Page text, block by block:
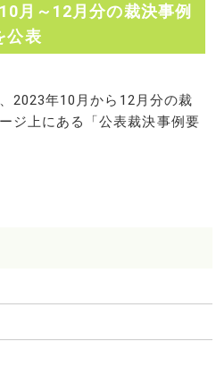
月～12月分の裁決事例
公表
2023年10月から12月分の裁
ジ上にある「公表裁決事例要